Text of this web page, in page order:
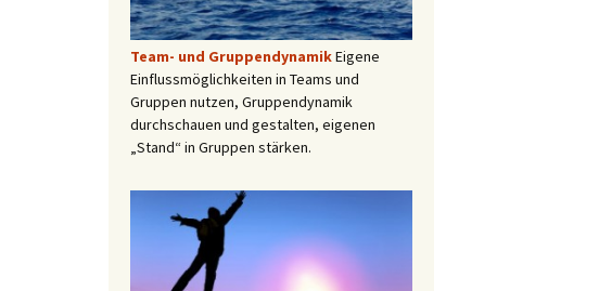
Team- und GruppendynamikEigene
Einflussmöglichkeiten in Teams und
Gruppen nutzen, Gruppendynamik
durchschauen und gestalten, eigenen
„Stand“ in Gruppen stärken.